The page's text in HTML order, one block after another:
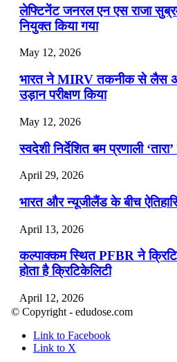
लेफ्टिनेंट जनरल एन एस राजा
नियुक्त किया गया
May 12, 2026
भारत ने MIRV तकनीक से लैस
उड़ान परीक्षण किया
May 12, 2026
स्वदेशी निर्देशित बम प्रणाली
April 29, 2026
भारत और न्यूजीलैंड के बीच
April 13, 2026
कल्पाक्कम स्थित PFBR ने
होता है क्रिटिकेलिटी
April 12, 2026
April 9, 2026
© Copyright - edudose.com
Link to Facebook
Link to X